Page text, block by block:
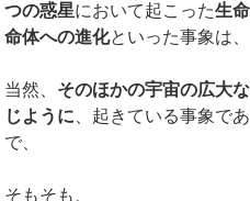
つの惑星において起こった生
命体への進化といった事象は、
当然、 そのほかの宇宙の広大
じように、起きている事象で
で、
そもそも、